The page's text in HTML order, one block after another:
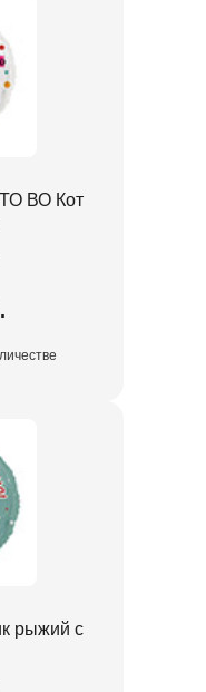
ВО Кот
рыжий с